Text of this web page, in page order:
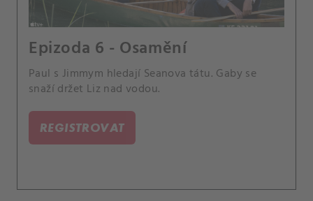
Epizoda 6 - Osamění
Paul s Jimmym hledají Seanova tátu. Gaby se
snaží držet Liz nad vodou.
REGISTROVAT